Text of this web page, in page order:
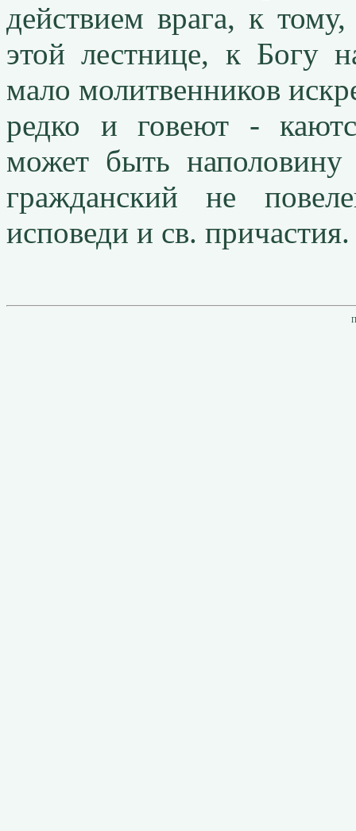
действием врага, к
этой лестнице, к Богу
мало молитвенников
редко и говеют -
может быть
гражданский не
исповеди и св.